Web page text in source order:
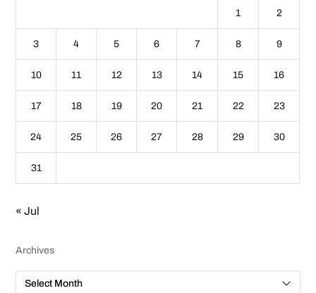
1 2
3 4 5 6 7 8 9
10 11 12 13 14 15 16
17 18 19 20 21 22 23
24 25 26 27 28 29 30
31
« Jul
Archives
A